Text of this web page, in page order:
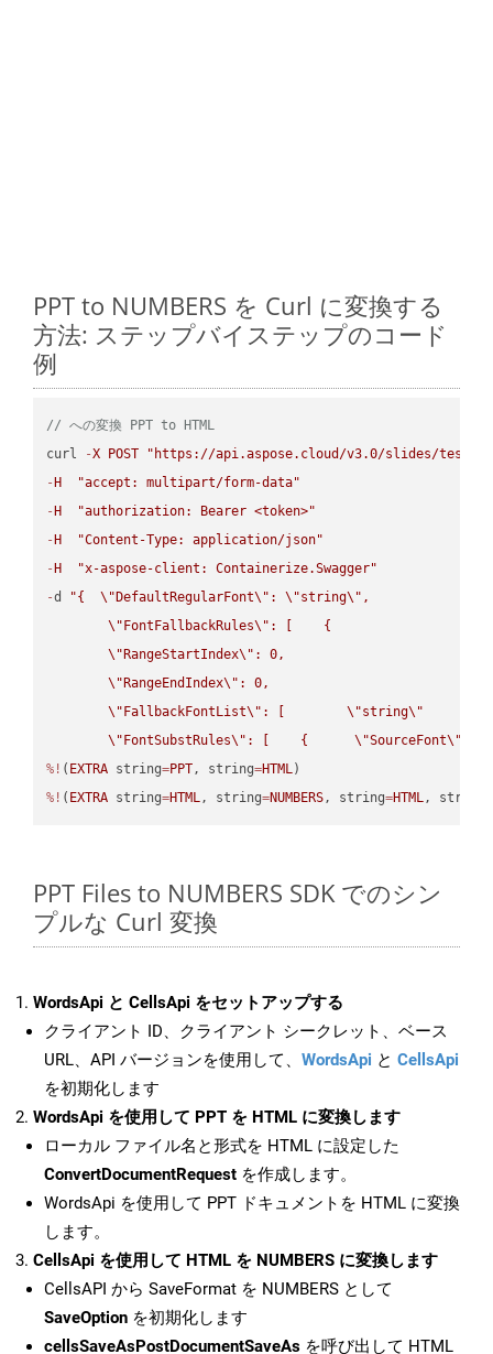
PPT to NUMBERS を Curl に変換する
方法: ステップバイステップのコード
例
// への変換 PPT to HTML
curl
-X POST
"https://api.aspose.cloud/v3.0/slides/test-
- H
"accept: multipart/form-data"
- H
"authorization: Bearer <token>"
- H
"Content-Type: application/json"
- H
"x-aspose-client: Containerize.Swagger"
-d "{ \" DefaultRegularFont\" : \"string\" ,
\" FontFallbackRules\" : [    {
\" RangeStartIndex\" : 0,
\" RangeEndIndex\" : 0,
\" FallbackFontList\" : [ \"string\"
\" FontSubstRules\" : [    { \"SourceFont\"
%! ( EXTRA string=PPT, string=HTML
%! ( EXTRA string=HTML, string=NUMBERS, string=HTML, string
PPT Files to NUMBERS SDK でのシン
プルな Curl 変換
WordsApi と CellsApi をセットアップする
クライアント ID、クライアント シークレット、ベース
URL、API バージョンを使用して、 WordsApi と CellsApi
を初期化します
WordsApi を使用して PPT を HTML に変換します
ローカル ファイル名と形式を HTML に設定した
ConvertDocumentRequest を作成します。
WordsApi を使用して PPT ドキュメントを HTML に変換
します。
CellsApi を使用して HTML を NUMBERS に変換します
CellsAPI から SaveFormat を NUMBERS として
SaveOption を初期化します
cellsSaveAsPostDocumentSaveAs を呼び出して HTML